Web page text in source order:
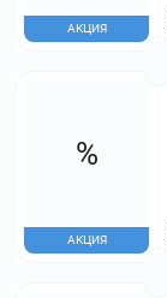
АКЦИЯ
%
АКЦИЯ